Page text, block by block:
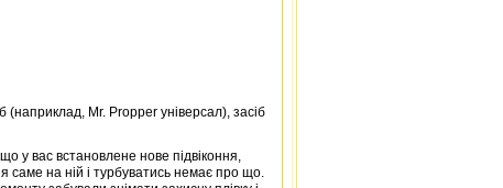
Mr. Propper універсал), засіб
у вас встановлене нове підвіконня,
саме на ній і турбуватись немає про що.